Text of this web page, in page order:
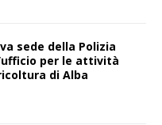
sede della Polizia
per le attività
di Alba